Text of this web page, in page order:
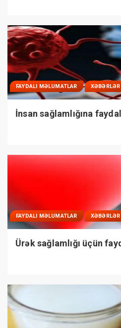
FAYDALI MƏLUMATLAR XƏBƏRLƏR
İnsan sağlamlığına
FAYDALI MƏLUMATLAR XƏBƏRLƏR
Ürək sağlamlığı üçün